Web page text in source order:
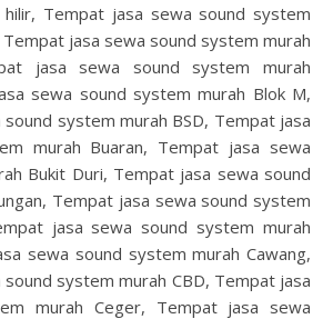
hilir, Tempat jasa sewa sound system
Tempat jasa sewa sound system murah
jasa sewa sound system murah
sewa sound system murah Blok M,
system murah BSD, Tempat jasa
murah Buaran, Tempat jasa sewa
Bukit Duri, Tempat jasa sewa sound
Tempat jasa sewa sound system
jasa sewa sound system murah
sewa sound system murah Cawang,
system murah CBD, Tempat jasa
murah Ceger, Tempat jasa sewa